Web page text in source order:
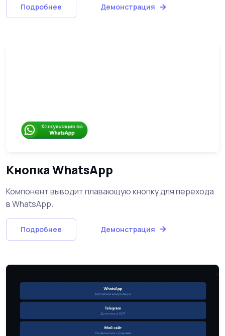
Подробнее Демонстрация
Кнопка WhatsApp
Компонент выводит плавающую кнопку для перехода
в WhatsApp.
Подробнее Демонстрация